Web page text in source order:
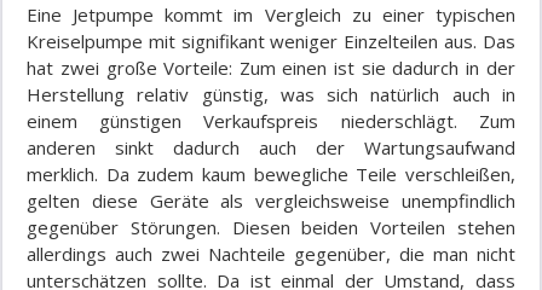
Eine Jetpumpe kommt im Vergleich zu einer typischen
Kreiselpumpe mit signifikant weniger Einzelteilen aus. Das
hat zwei große Vorteile: Zum einen ist sie dadurch in der
Herstellung relativ günstig, was sich natürlich auch in
einem günstigen Verkaufspreis niederschlägt. Zum
anderen sinkt dadurch auch der Wartungsaufwand
merklich. Da zudem kaum bewegliche Teile verschleißen,
gelten diese Geräte als vergleichsweise unempfindlich
gegenüber Störungen. Diesen beiden Vorteilen stehen
allerdings auch zwei Nachteile gegenüber, die man nicht
unterschätzen sollte. Da ist einmal der Umstand, dass